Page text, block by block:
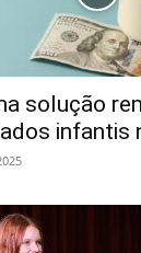
solução
infantis